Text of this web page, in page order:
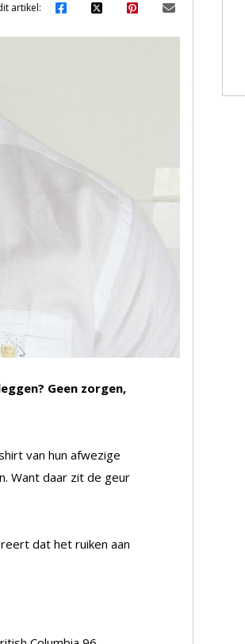
artikel:
Geen zorgen,
van hun afwezige
Want daar zit de geur
dat het ruiken aan